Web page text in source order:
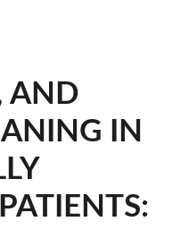
AND
IN